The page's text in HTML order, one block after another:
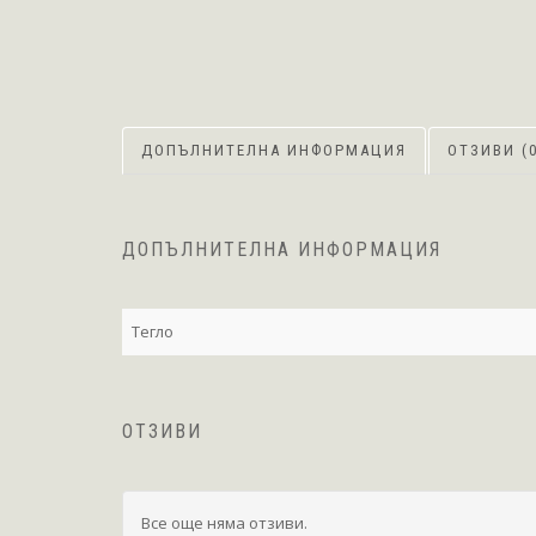
ДОПЪЛНИТЕЛНА ИНФОРМАЦИЯ ОТЗИВИ
ДОПЪЛНИТЕЛНА ИНФОРМАЦИЯ
Тегло
ОТЗИВИ
Все още няма отзиви.